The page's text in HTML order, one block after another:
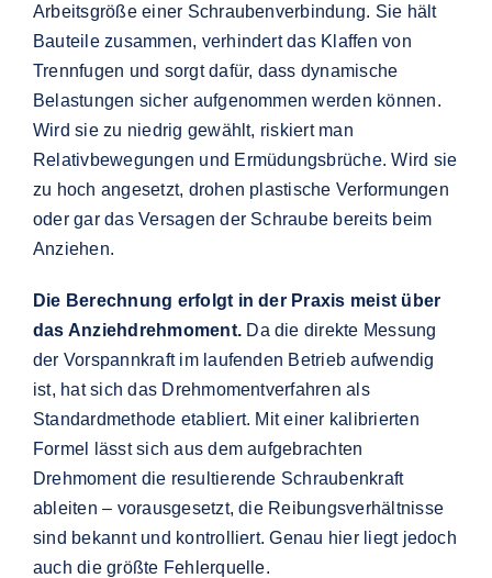
Arbeitsgröße einer Schraubenverbindung. Sie hält
Bauteile zusammen, verhindert das Klaffen von
Trennfugen und sorgt dafür, dass dynamische
Belastungen sicher aufgenommen werden können.
Wird sie zu niedrig gewählt, riskiert man
Relativbewegungen und Ermüdungsbrüche. Wird sie
zu hoch angesetzt, drohen plastische Verformungen
oder gar das Versagen der Schraube bereits beim
Anziehen.
Die Berechnung erfolgt in der Praxis meist über
das Anziehdrehmoment. Da die direkte Messung
der Vorspannkraft im laufenden Betrieb aufwendig
ist, hat sich das Drehmomentverfahren als
Standardmethode etabliert. Mit einer kalibrierten
Formel lässt sich aus dem aufgebrachten
Drehmoment die resultierende Schraubenkraft
ableiten – vorausgesetzt, die Reibungsverhältnisse
sind bekannt und kontrolliert. Genau hier liegt jedoch
auch die größte Fehlerquelle.